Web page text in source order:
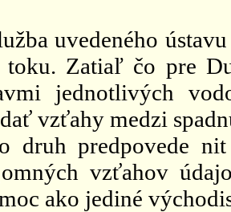
uvedeného
Zatiaľ čo pre
jednotlivých
vzťahy medzi
druh predpovede
vzťahov
ako jediné